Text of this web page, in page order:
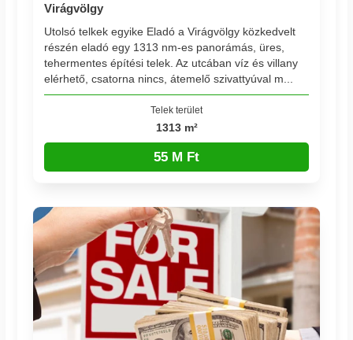
Virágvölgy
Utolsó telkek egyike Eladó a Virágvölgy közkedvelt
részén eladó egy 1313 nm-es panorámás, üres,
tehermentes építési telek. Az utcában víz és villany
elérhető, csatorna nincs, átemelő szivattyúval m...
Telek terület
1313 m²
55 M Ft